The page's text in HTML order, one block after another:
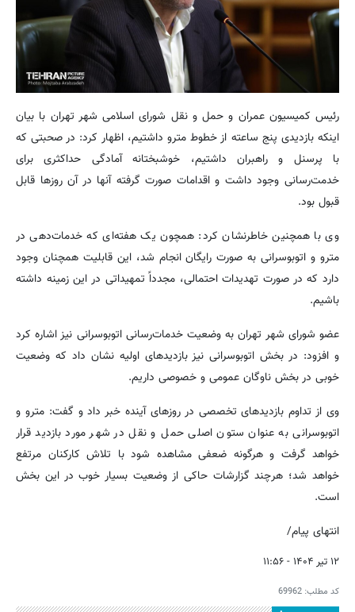
رئیس کمیسیون عمران و حمل و نقل شورای اسلامی شهر تهران با بیان
اینکه بازدیدی پنج ساعته از خطوط مترو داشتیم، اظهار کرد: در صحبتی که
با پرسنل و راهبران داشتیم، خوشبختانه آمادگی حداکثری برای
خدمت‌رسانی وجود داشت و اقدامات صورت گرفته آنها در آن روزها قابل
قبول بود.
وی با همچنین خاطرنشان کرد: همچون یک هفته‌ای که خدمات‌دهی در
مترو و اتوبوسرانی به صورت رایگان انجام شد، این قابلیت همچنان وجود
دارد که در صورت تهدیدات احتمالی، مجدداً تمهیداتی در این زمینه داشته
باشیم.
عضو شورای شهر تهران به وضعیت خدمات‌رسانی اتوبوسرانی نیز اشاره کرد
و افزود: در بخش اتوبوسرانی نیز بازدیدهای اولیه نشان داد که وضعیت
خوبی در بخش ناوگان عمومی و خصوصی داریم.
وی از تداوم بازدیدهای تخصصی در روزهای آینده خبر داد و گفت: مترو و
اتوبوسرانی به عنوان ستون اصلی حمل و نقل در شهر مورد بازدید قرار
خواهد گرفت و هرگونه ضعفی مشاهده شود با تلاش کارکنان مرتفع
خواهد شد؛ هرچند گزارشات حاکی از وضعیت بسیار خوب در این بخش
است.
انتهای پیام/
۱۲ تیر ۱۴۰۴ - ۱۱:۵۶
کد مطلب: 69962